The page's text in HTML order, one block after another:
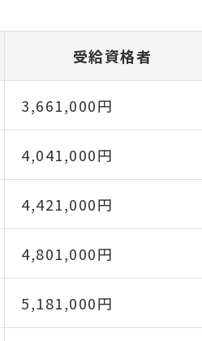
受給資格者
3,661,000円
4,041,000円
4,421,000円
4,801,000円
5,181,000円